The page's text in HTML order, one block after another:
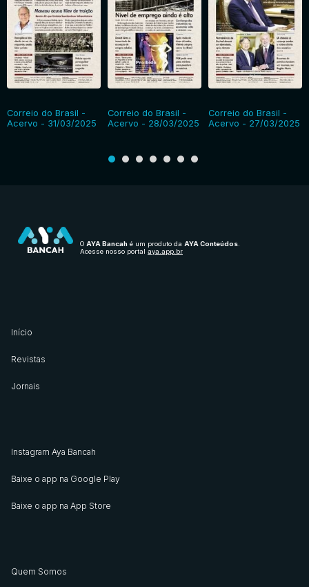
Correio do Brasil -
Acervo - 31/03/2025
Correio do Brasil -
Acervo - 28/03/2025
Correio do Brasil -
Acervo - 27/03/2025
O AYA Bancah é um produto da AYA Conteúdos
Acesse nosso portal aya.app.br
Início
Revistas
Jornais
Instagram Aya Bancah
Baixe o app na Google Play
Baixe o app na App Store
Quem Somos